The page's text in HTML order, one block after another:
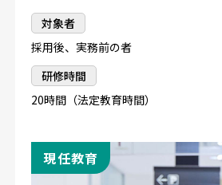
対象者
採用後、実務前の者
研修時間
20時間（法定教育時間）
現任教育